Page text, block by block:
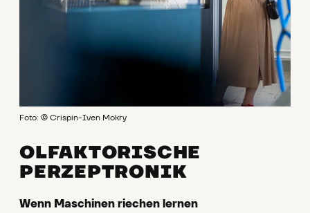
Foto: © Crispin-Iven Mokry
OLFAKTORISCHE
PERZEPTRONIK
Wenn Maschinen riechen lernen